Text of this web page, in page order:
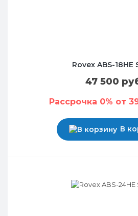
Rovex ABS-18HE
47 500
Рассрочка 0% от
В